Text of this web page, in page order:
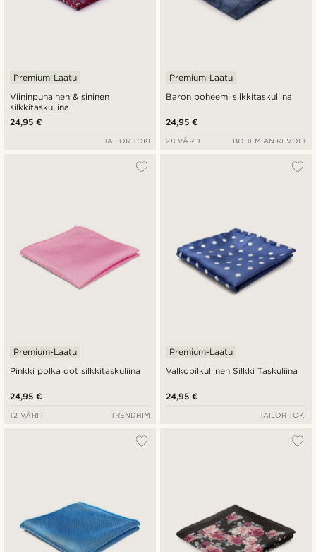
Viininpunainen & sininen
silkkitaskuliina
Premium-Laatu
24,95 €
TAILOR TOKI
Baron boheemi silkkitaskuliina
Premium-Laatu
24,95 €
28 VÄRIT BOHEMIAN REVOLT
Pinkki polka dot silkkitaskuliina
Premium-Laatu
24,95 €
12 VÄRIT TRENDHIM
Valkopilkullinen Silkki Taskuliina
Premium-Laatu
24,95 €
TAILOR TOKI